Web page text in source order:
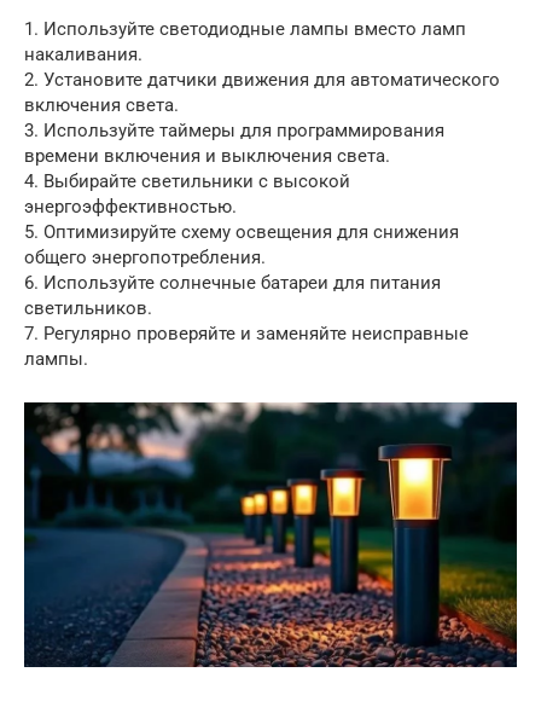
1. Используйте светодиодные лампы вместо ламп
накаливания.
2. Установите датчики движения для автоматического
включения света.
3. Используйте таймеры для программирования
времени включения и выключения света.
4. Выбирайте светильники с высокой
энергоэффективностью.
5. Оптимизируйте схему освещения для снижения
общего энергопотребления.
6. Используйте солнечные батареи для питания
светильников.
7. Регулярно проверяйте и заменяйте неисправные
лампы.